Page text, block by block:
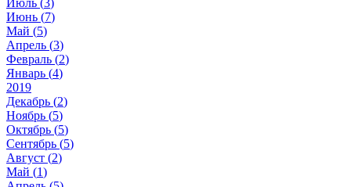
Июль (3)
Июнь (7)
Май (5)
Апрель (3)
Февраль (2)
Январь (4)
2019
Декабрь (2)
Ноябрь (5)
Октябрь (5)
Сентябрь (5)
Август (2)
Май (1)